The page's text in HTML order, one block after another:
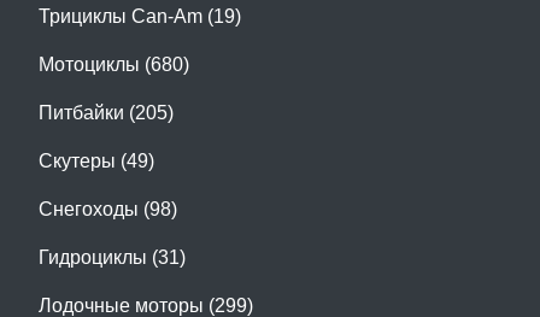
Трициклы Can-Am (19)
Мотоциклы (680)
Питбайки (205)
Скутеры (49)
Снегоходы (98)
Гидроциклы (31)
Лодочные моторы (299)